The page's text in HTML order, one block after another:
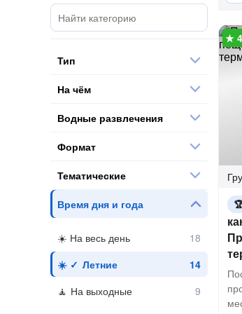
Тип
На чём
Водные развлечения
Формат
Тематические
Время дня и года
На весь день
Летние
На выходные